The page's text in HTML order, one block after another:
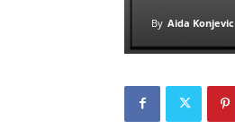
By Aida Konjevic